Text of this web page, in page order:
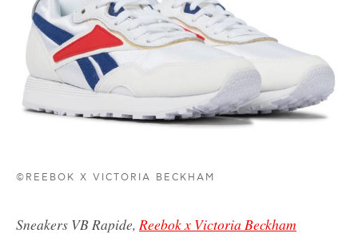
©REEBOK X VICTORIA BECKHAM
Sneakers VB Rapide, Reebok x Victoria Beckham